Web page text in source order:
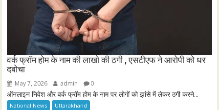
वर्क फ्रॉम होम के नाम की लाखो की ठगी , एसटीएफ ने आरोपी को धर
दबोचा
May 7, 2026 admin 0
ऑनलाइन निवेश और वर्क फ्रॉम होम के नाम पर लोगों को झांसे में लेकर ठगी करने...
National News Uttarakhand